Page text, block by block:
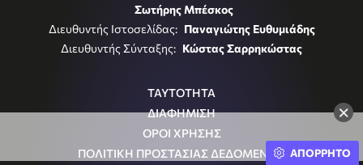
×
Σωτήρης Μπέσκος
Διευθυντής Ιστοσελίδας: Παναγιώτης Ευθυμιάδης
Διευθυντής Σύνταξης: Κώστας Σαρρηκώστας
ΤΑΥΤΟΤΗΤΑ
ΔΙΑΦΗΜΙΣΗ
ΟΡΟΙ ΧΡΗΣΗΣ
ΠΟΛΙΤΙΚΗ ΠΡΟΣΤΑΣΙΑΣ ΔΕΔΟΜΕΝΩΝ ΑΠΟΡΡΗΤΟ